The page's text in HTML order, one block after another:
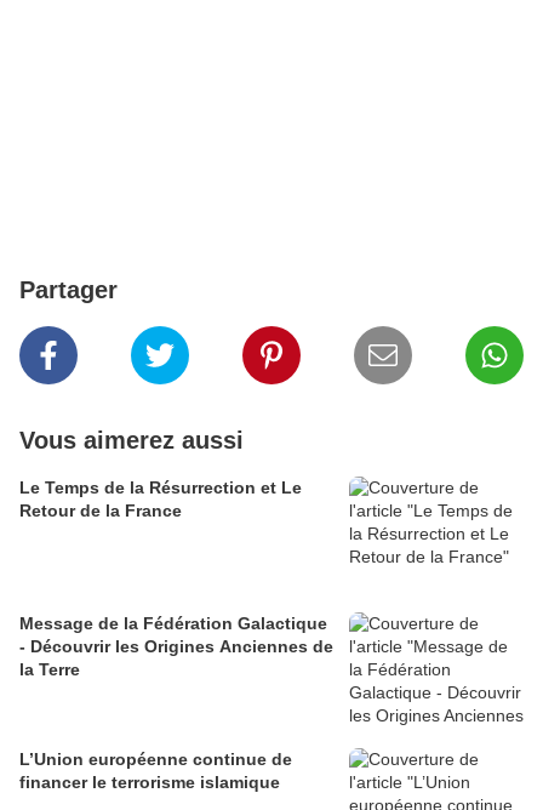
Partager
Vous aimerez aussi
Le Temps de la Résurrection et Le
Retour de la France
Message de la Fédération Galactique
- Découvrir les Origines Anciennes de
la Terre
L’Union européenne continue de
financer le terrorisme islamique